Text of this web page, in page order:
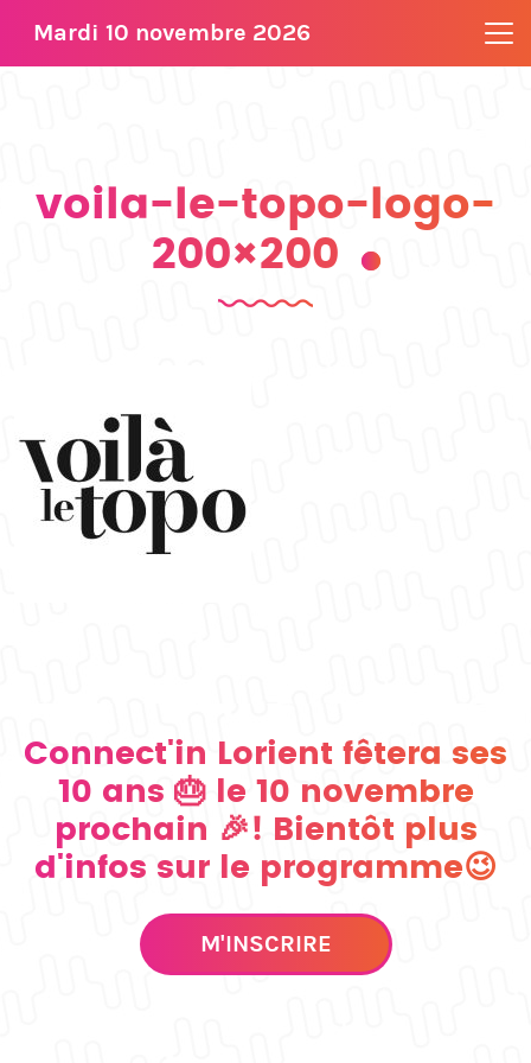
Mardi 10 novembre 2026
voila-le-topo-logo-
200×200
Connect'in Lorient fêtera ses
10 ans 🎂 le 10 novembre
prochain 🎉! Bientôt plus
d'infos sur le programme😉
M'INSCRIRE